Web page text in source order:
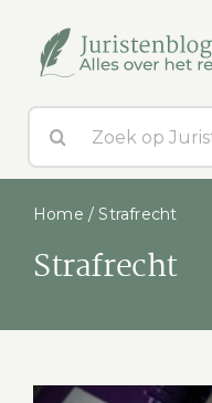
inhoud
Blogs
Over ons
Contact
naar:
Home /Strafrecht
Strafrecht